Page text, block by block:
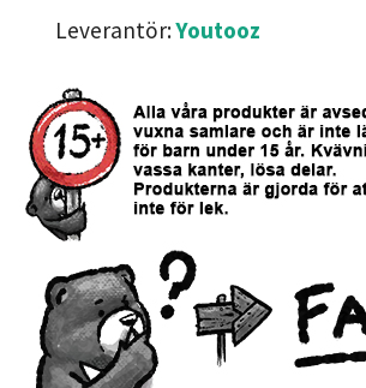
Leverantör:Youtooz